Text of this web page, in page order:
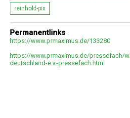
reinhold-pix
Permanentlinks
https://www.prmaximus.de/133280
https://www.prmaximus.de/pressefach/
deutschland-e.v.-pressefach.html